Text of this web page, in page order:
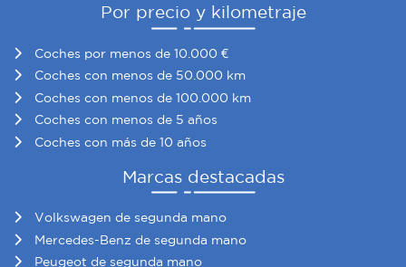
Por precio y kilometraje
Coches por menos de 10.000 €
Coches con menos de 50.000 km
Coches con menos de 100.000 km
Coches con menos de 5 años
Coches con más de 10 años
Marcas destacadas
Volkswagen de segunda mano
Mercedes-Benz de segunda mano
Peugeot de segunda mano